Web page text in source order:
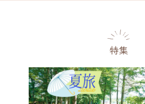
名所・旧跡 温泉・スパ そ
特集